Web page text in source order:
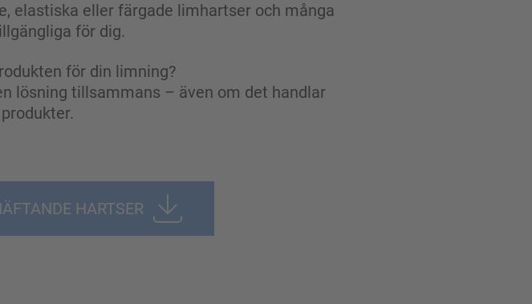
elastiska eller färgade limhartser och många
för dig.
för din limning?
lösning tillsammans – även om det handlar
HARTSER